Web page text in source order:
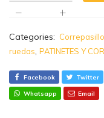
Categories:
ruedas, PATINETES Y
Facebook Twitter
Whatsapp Email